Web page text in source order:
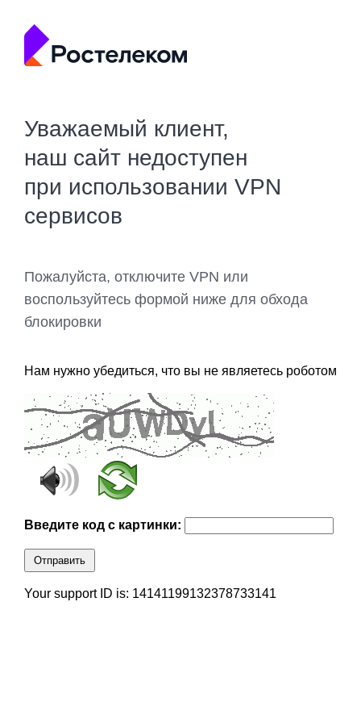
Уважаемый клиент,
наш сайт недоступен
при использовании VPN
сервисов
Пожалуйста, отключите VPN или
воспользуйтесь формой ниже для обхода
блокировки
Нам нужно убедиться, что вы не являетесь роботом
Введите код с картинки:
Отправить
Your support ID is: 14141199132378733141